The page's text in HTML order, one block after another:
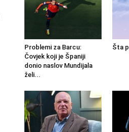
Problemi za Barcu:
Čovjek koji je Španiji
donio naslov Mundijala
želi...
Šta